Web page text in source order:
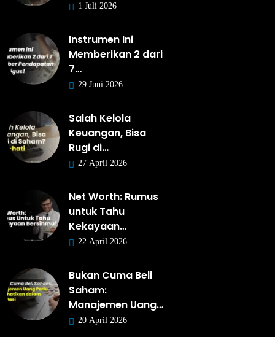
1 Juli 2026
Instrumen Ini
Memberikan 2 dari
7…
29 Juni 2026
Salah Kelola
Keuangan, Bisa
Rugi di…
27 April 2026
Net Worth: Rumus
untuk Tahu
Kekayaan…
22 April 2026
Bukan Cuma Beli
Saham:
Manajemen Uang…
20 April 2026